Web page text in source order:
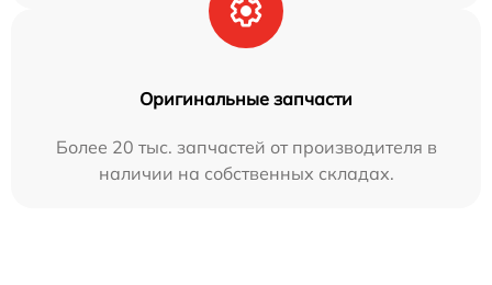
Оригинальные запчасти
Более 20 тыс. запчастей от производителя в
наличии на собственных складах.